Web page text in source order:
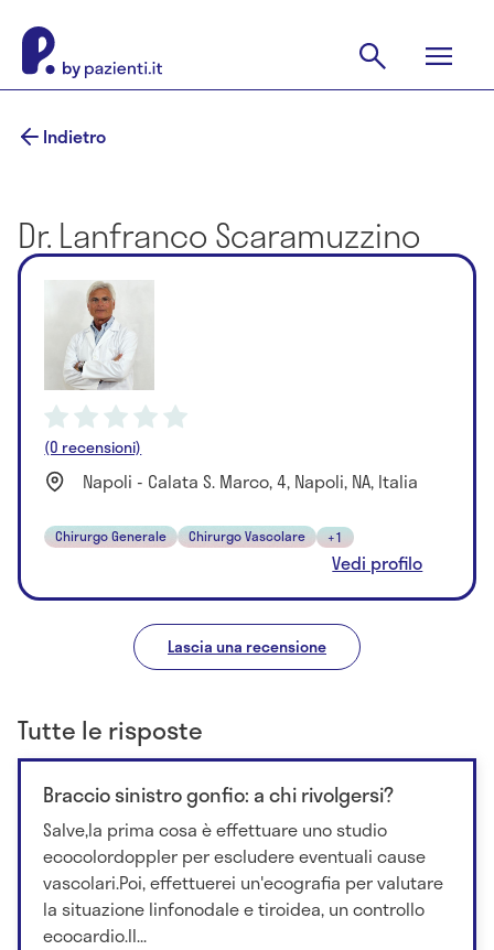
Indietro
Dr. Lanfranco Scaramuzzino
(0 recensioni)
Napoli - Calata S. Marco, 4, Napoli, NA, Italia
Chirurgo Generale Chirurgo Vascolare +1
Vedi profilo
Lascia una recensione
Tutte le risposte
Braccio sinistro gonfio: a chi rivolgersi?
Salve,la prima cosa è effettuare uno studio
ecocolordoppler per escludere eventuali cause
vascolari.Poi, effettuerei un'ecografia per valutare
la situazione linfonodale e tiroidea, un controllo
ecocardio.Il...